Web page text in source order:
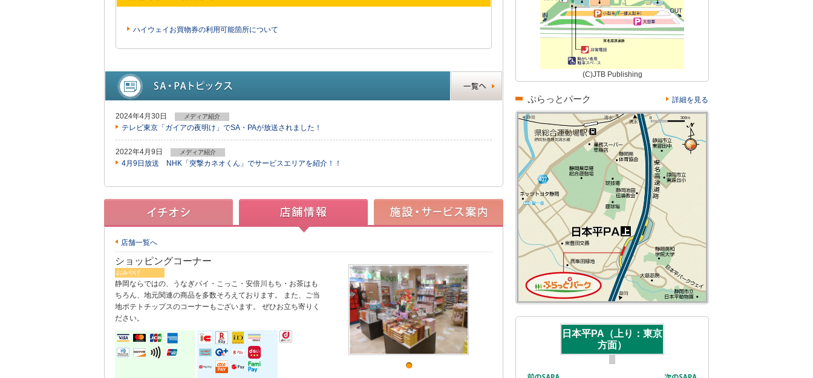
ハイウェイお買物券の利用可能箇所について
2024年4月30日 メディア紹介
テレビ東京「ガイアの夜明け」でSA・PAが放送されました！
2022年4月9日 メディア紹介
4月9日放送 NHK「突撃カネオくん」でサービスエリアを紹介！！
店舗一覧へ
ショッピングコーナー
おみやげ
静岡ならではの、うなぎパイ・こっこ・安倍川もち・お茶はも
ちろん、地元関連の商品を多数そろえております。 また、ご当
地ポテトチップスのコーナーもございます。 ぜひお立ち寄りく
ださい。
(C)JTB Publishing
ぷらっとパーク 詳細を見る
日本平PA（上り：東京
方面）